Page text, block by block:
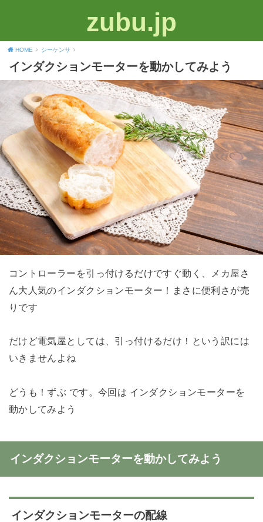
zubu.jp
HOME シーケンサ
インダクションモーターを動かしてみよう
コントローラーを引っ付けるだけですぐ動く、メカ屋さ
ん大人気のインダクションモーター！まさに便利さが売
りです
だけど電気屋としては、引っ付けるだけ！という訳には
いきませんよね
どうも！ずぶ です。今回は インダクションモーターを
動かしてみよう
インダクションモーターを動かしてみよう
インダクションモーターの配線